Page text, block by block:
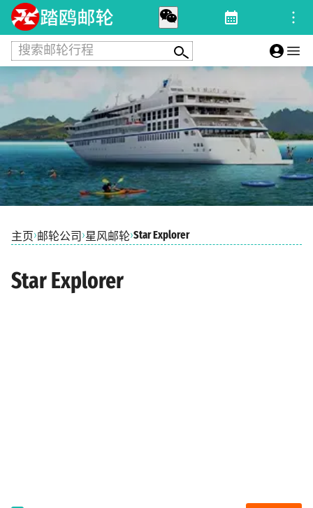
搜索邮轮行程
主页›邮轮公司 ›星风邮轮›Star Explorer
Star Explorer